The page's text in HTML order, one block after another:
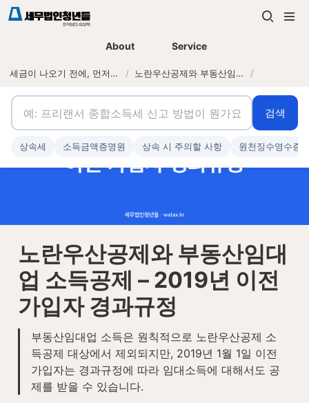
About Service
세금이 나오기 전에, 먼저 연락하는 세무법인 / 노란우산공제와 부동산임대업 소득공제 – 2019년 이전 가입자 경과규정 /
노란우산공제와 부동산임대
업 소득공제 – 2019년 이전
가입자 경과규정
부동산임대업 소득은 원칙적으로 노란우산공제 소
득공제 대상에서 제외되지만, 2019년 1월 1일 이전
가입자는 경과규정에 따라 임대소득에 대해서도 공
제를 받을 수 있습니다.
검색
상속세 소득금액증명원 상속 시 주의할 사항 원천징수영수증